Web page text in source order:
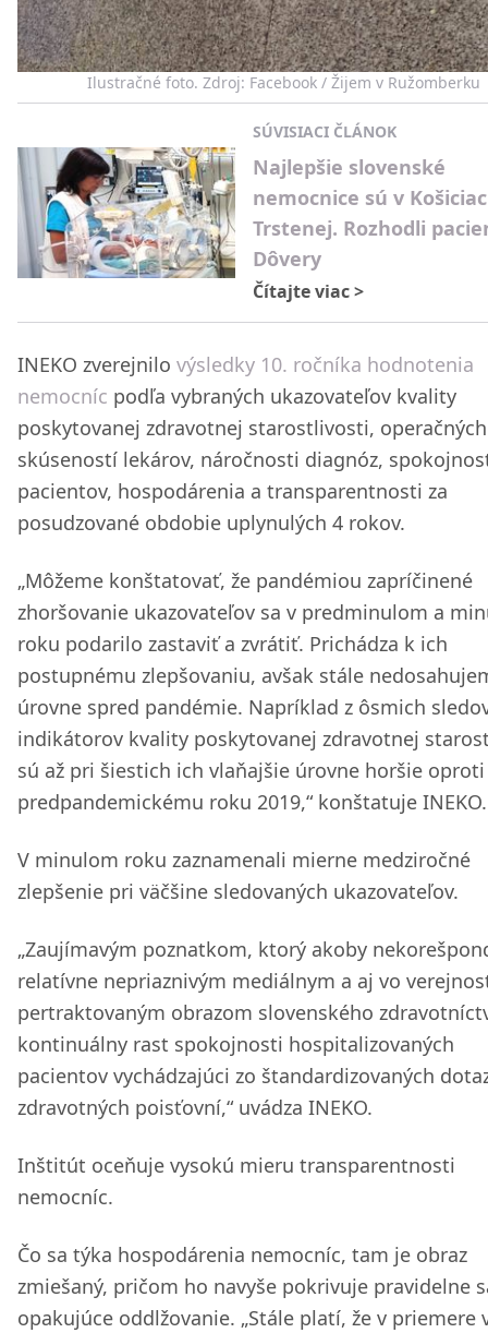
Ilustračné foto. Zdroj: Facebook / Žijem v Ružomberku
SÚVISIACI ČLÁNOK
Najlepšie slovenské
nemocnice sú v
Trstenej. Rozhodli
Dôvery
Čítajte viac>
INEKO zverejnilo výsledky 10. ročníka hodnotenia
nemocníc podľa vybraných ukazovateľov kvality
poskytovanej zdravotnej starostlivosti, operačných
skúseností lekárov, náročnosti diagnóz,
pacientov, hospodárenia a transparentnosti za
posudzované obdobie uplynulých 4 rokov.
„Môžeme konštatovať, že pandémiou zapríčinené
zhoršovanie ukazovateľov sa v predminulom a
roku podarilo zastaviť a zvrátiť. Prichádza k ich
postupnému zlepšovaniu, avšak stále
úrovne spred pandémie. Napríklad z ôsmich
indikátorov kvality poskytovanej zdravotnej
sú až pri šiestich ich vlaňajšie úrovne horšie oproti
predpandemickému roku 2019,“ konštatuje INEKO.
V minulom roku zaznamenali mierne medziročné
zlepšenie pri väčšine sledovaných ukazovateľov.
„Zaujímavým poznatkom, ktorý akoby
relatívne nepriaznivým mediálnym a aj vo
pertraktovaným obrazom slovenského
kontinuálny rast spokojnosti hospitalizovaných
pacientov vychádzajúci zo štandardizovaných
zdravotných poisťovní,“ uvádza INEKO.
Inštitút oceňuje vysokú mieru transparentnosti
nemocníc.
Čo sa týka hospodárenia nemocníc, tam je obraz
zmiešaný, pričom ho navyše pokrivuje pravidelne
opakujúce oddlžovanie. „Stále platí, že v priemere